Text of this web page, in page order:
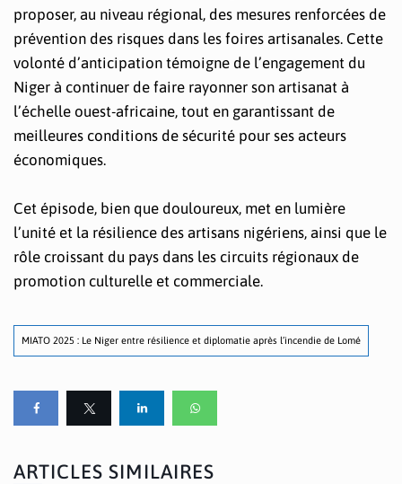
proposer, au niveau régional, des mesures renforcées de
prévention des risques dans les foires artisanales. Cette
volonté d’anticipation témoigne de l’engagement du
Niger à continuer de faire rayonner son artisanat à
l’échelle ouest-africaine, tout en garantissant de
meilleures conditions de sécurité pour ses acteurs
économiques.
Cet épisode, bien que douloureux, met en lumière
l’unité et la résilience des artisans nigériens, ainsi que le
rôle croissant du pays dans les circuits régionaux de
promotion culturelle et commerciale.
MIATO 2025 : Le Niger entre résilience et diplomatie après l’incendie de Lomé
ARTICLES SIMILAIRES